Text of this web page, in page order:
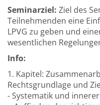
Seminarziel: Ziel des
Teilnehmenden eine
LPVG zu geben und
wesentlichen
Info:
1. Kapitel:
Rechtsgrundlage und
- Systematik und